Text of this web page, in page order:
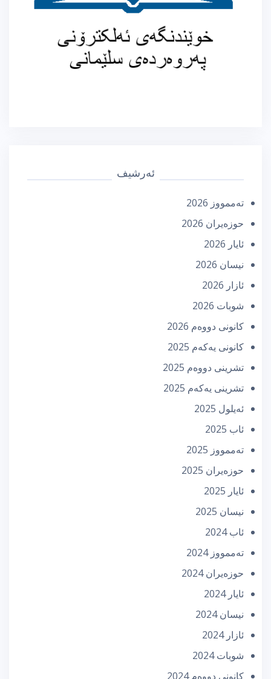
ئەرشیف
تەممووز 2026
حوزه‌یران 2026
ئایار 2026
نیسان 2026
ئازار 2026
شوبات 2026
كانونی دووه‌م 2026
كانونی یه‌كه‌م 2025
تشرینی دووه‌م 2025
تشرینی یه‌كه‌م 2025
ئه‌یلول 2025
ئاب 2025
تەممووز 2025
حوزه‌یران 2025
ئایار 2025
نیسان 2025
ئاب 2024
تەممووز 2024
حوزه‌یران 2024
ئایار 2024
نیسان 2024
ئازار 2024
شوبات 2024
كانونی دووه‌م 2024